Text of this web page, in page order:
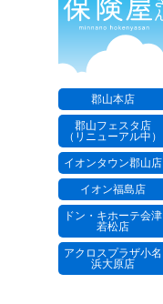
郡山本店
郡山フェスタ店
（リニューアル中）
イオンタウン郡山店
イオン福島店
ドン・キホーテ会津
若松店
アクロスプラザ小名
浜大原店